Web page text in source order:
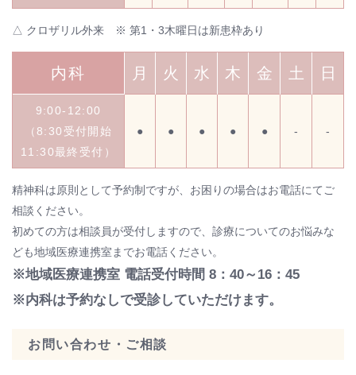
△ クロザリル外来 ※ 第1・3木曜日は新患枠あり
内科 月 火 水 木 金 土 日
9:00-12:00
（8:30受付開始
11:30最終受付）
● ● ● ● ● - -
精神科は原則として予約制ですが、お困りの場合はお電話にてご
相談ください。
初めての方は相談員が受付しますので、診療についてのお悩みな
ども地域医療連携室までお電話ください。
※地域医療連携室 電話受付時間 8：40～16：45
※内科は予約なしで受診していただけます。
お問い合わせ・ご相談